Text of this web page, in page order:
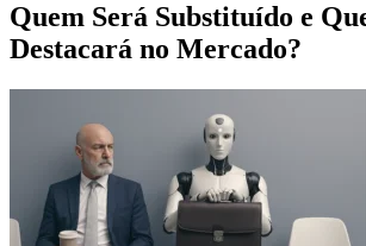
Quem Será Substituído e
Destacará no Mercado?